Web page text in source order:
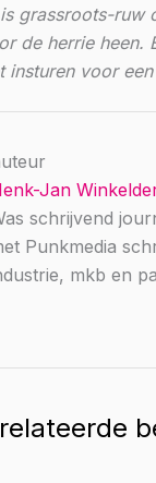
grassroots-ruw
de herrie heen.
insturen voor
Jan
schrijvend
Punkmedia
mkb en